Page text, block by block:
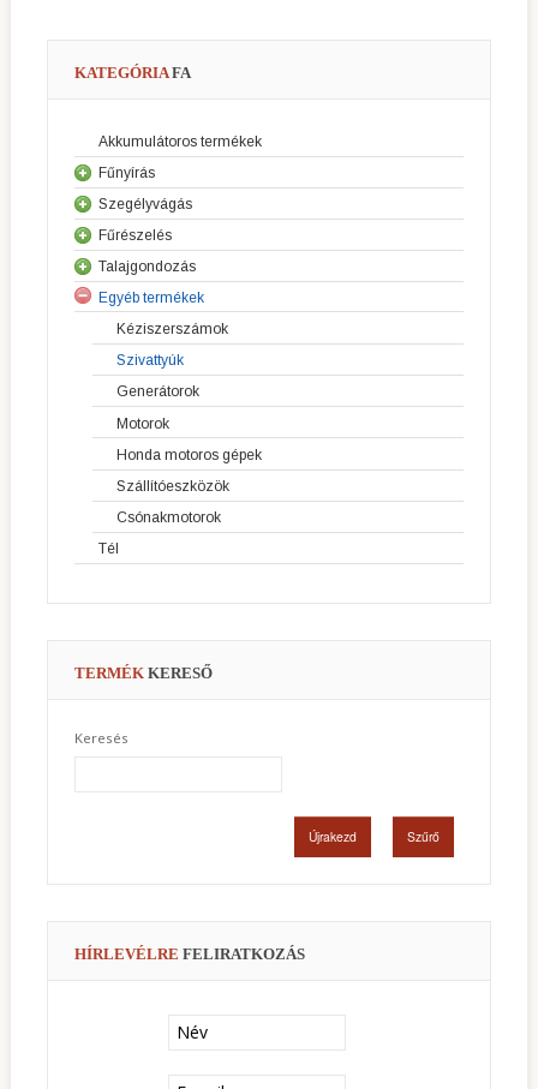
KATEGÓRIAFA
Akkumulátoros termékek
Fűnyírás
Fűnyírók
Robot fűnyírók
Riderek
Elülső vágóasztalos fűnyírók
Kerti traktorok
Szegélyvágás
Sövényvágók
Fűkaszák
Szegélyvágók
Erdészeti tisztítófűrészek
Fűrészelés
Láncfűrészek
Professzionális láncfűrészek
Vágógépek
Magassági ágvágók
Talajgondozás
Kultivátorok
Lombfúvók
Egyéb termékek
Kéziszerszámok
Szivattyúk
Generátorok
Motorok
Honda motoros gépek
Szállítóeszközök
Csónakmotorok
Tél
TERMÉK KERESŐ
Keresés
HÍRLEVÉLRE FELIRATKOZÁS